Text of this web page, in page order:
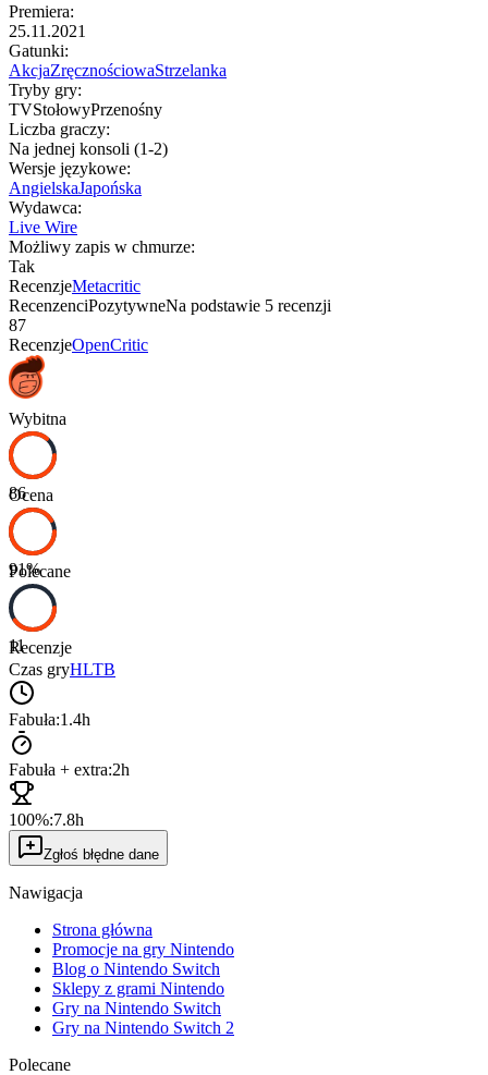
Premiera:
25.11.2021
Gatunki:
AkcjaZręcznościowaStrzelanka
Tryby gry:
TVStołowyPrzenośny
Liczba graczy:
Na jednej konsoli (1-2)
Wersje językowe:
AngielskaJapońska
Wydawca:
Live Wire
Możliwy zapis w chmurze:
Tak
RecenzjeMetacritic
RecenzenciPozytywneNa podstawie 5 recenzji
87
RecenzjeOpenCritic
Wybitna
86
Ocena
91%
Polecane
11
Recenzje
Czas gryHLTB
Fabuła:1.4h
Fabuła + extra:2h
100%:7.8h
Zgłoś błędne dane
Nawigacja
Strona główna
Promocje na gry Nintendo
Blog o Nintendo Switch
Sklepy z grami Nintendo
Gry na Nintendo Switch
Gry na Nintendo Switch 2
Polecane